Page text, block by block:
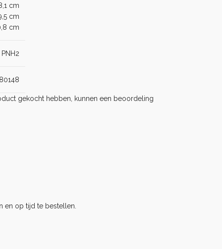
cm
cm
cm
PNH2
gekocht hebben, kunnen een beoordeling
en op tijd te bestellen.